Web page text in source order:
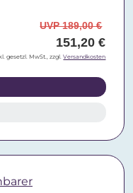
UVP 189,00 €
151,20 €
gesetzl. MwSt., zzgl.Versandkosten